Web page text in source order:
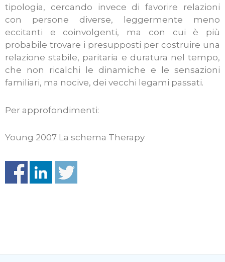
tipologia, cercando invece di favorire relazioni
con persone diverse, leggermente meno
eccitanti e coinvolgenti, ma con cui è più
probabile trovare i presupposti per costruire una
relazione stabile, paritaria e duratura nel tempo,
che non ricalchi le dinamiche e le sensazioni
familiari, ma nocive, dei vecchi legami passati.
Per approfondimenti:
Young 2007 La schema Therapy